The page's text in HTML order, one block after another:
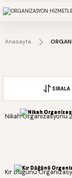
Organizasyonlarınız için
Anasayfa
SIRALA
Nikah Organizasyonu 2
Kır Düğünü